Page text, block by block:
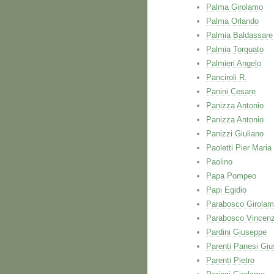
Palma Girolamo
Palma Orlando
Palmia Baldassare
Palmia Torquato
Palmieri Angelo
Panciroli R.
Panini Cesare
Panizza Antonio
Panizza Antonio
Panizzi Giuliano
Paoletti Pier Maria
Paolino
Papa Pompeo
Papi Egidio
Parabosco
Parabosco
Pardini Giuseppe
Parenti Panesi
Parenti Pietro